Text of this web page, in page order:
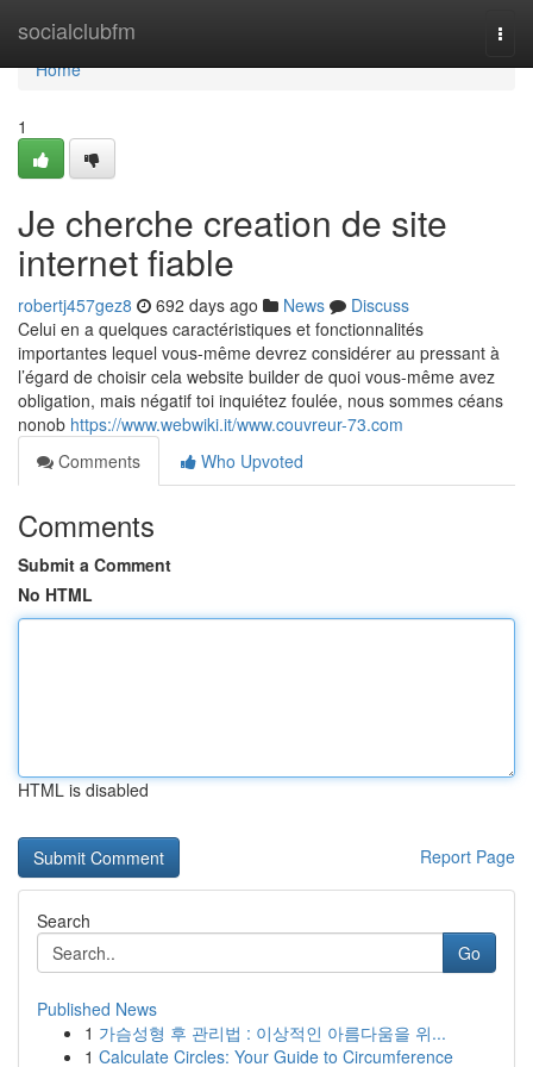
socialclubfm
Home
Home
1
Je cherche creation de site
internet fiable
robertj457gez8 692 days ago News
Discuss
Celui en a quelques caractéristiques et fonctionnalités
importantes lequel vous-même devrez considérer au pressant à
l’égard de choisir cela website builder de quoi vous-même avez
obligation, mais négatif toi inquiétez foulée, nous sommes céans
nonob https://www.webwiki.it/www.couvreur-73.com
Comments
Who Upvoted
Comments
Submit a Comment
No HTML
HTML is disabled
Report Page
Search
Go
Published News
1 가슴성형 후 관리법 : 이상적인 아름다움을 위...
1 Calculate Circles: Your Guide to Circumference